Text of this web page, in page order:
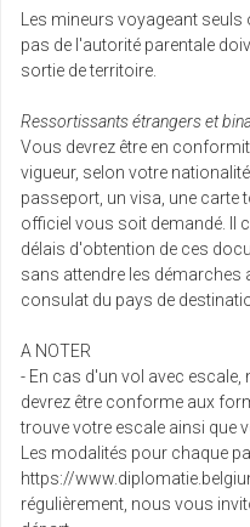
Les mineurs voyageant
pas de l'autorité parentale
sortie de territoire.
Ressortissants étrangers et
Vous devrez être en
vigueur, selon votre
passeport, un visa, une
officiel vous soit demandé. Il
délais d'obtention de ces
sans attendre les démarches
consulat du pays de
A NOTER
- En cas d'un vol avec
devrez être conforme aux
trouve votre escale ainsi que
Les modalités pour chaque
https://
régulièrement, nous vous